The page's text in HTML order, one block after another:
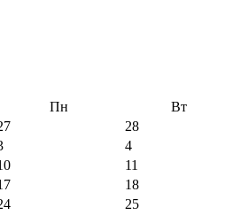
Пн
Вт
28
4
11
18
25